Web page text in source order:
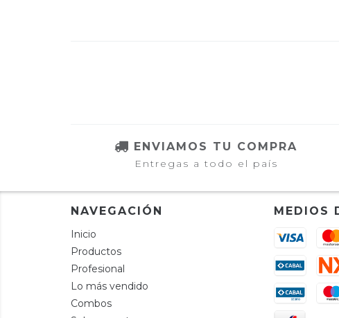
ENVIAMOS TU COMPRA
Entregas a todo el país
NAVEGACIÓN
Inicio
Productos
Profesional
Lo más vendido
Combos
MEDIOS